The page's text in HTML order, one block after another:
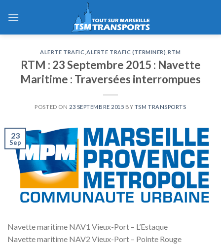
ALERTE TRAFIC ,ALERTE TRAFIC (TERMINER) ,RTM
RTM : 23 Septembre 2015 : Navette
Maritime : Traversées interrompues
POSTED ON 23 SEPTEMBRE 2015 BY TSM TRANSPORTS
23
Sep
Navette maritime NAV1 Vieux-Port – L’Estaque
Navette maritime NAV2 Vieux-Port – Pointe Rouge